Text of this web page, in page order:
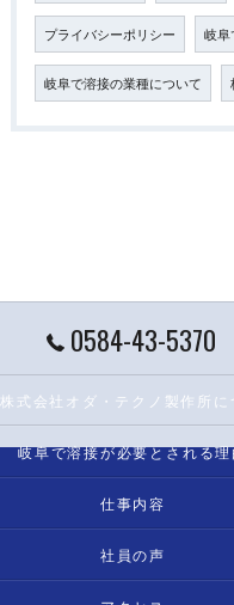
プライバシーポリシー 岐阜
岐阜で溶接の業種について
0584-43-5370
岐阜で溶接が必要とされる
仕事内容
社員の声